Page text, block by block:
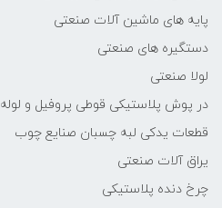
پایه های ماشین آلات صنعتی
دستگیره های صنعتی
لولا صنعتی
در پوش پلاستیکی قوطی پروفیل و لوله
قطعات یدکی لبه چسبان صنایع چوب
یراق آلات صنعتی
چرخ دنده پلاستیکی